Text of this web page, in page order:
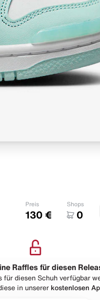
Preis
130 €
Shops
0
Raffles für diesen
für diesen Schuh verfügbar
in unserer kostenlosen